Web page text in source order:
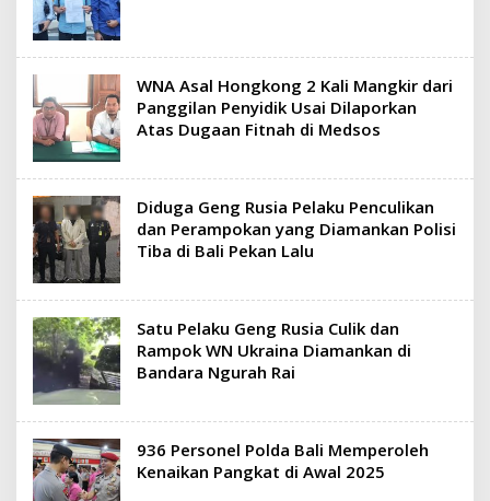
WNA Asal Hongkong 2 Kali Mangkir dari
Panggilan Penyidik Usai Dilaporkan
Atas Dugaan Fitnah di Medsos
Diduga Geng Rusia Pelaku Penculikan
dan Perampokan yang Diamankan Polisi
Tiba di Bali Pekan Lalu
Satu Pelaku Geng Rusia Culik dan
Rampok WN Ukraina Diamankan di
Bandara Ngurah Rai
936 Personel Polda Bali Memperoleh
Kenaikan Pangkat di Awal 2025